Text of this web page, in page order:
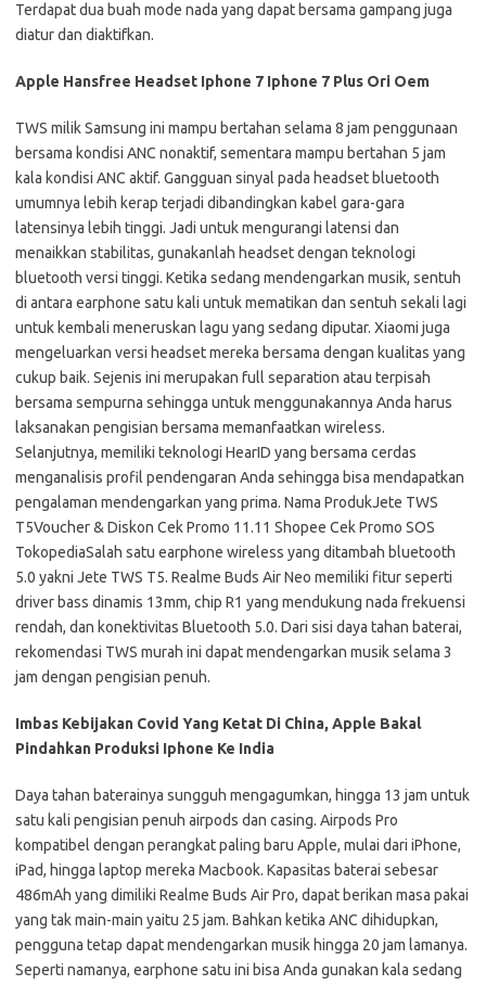
Terdapat dua buah mode nada yang dapat bersama gampang juga
diatur dan diaktifkan.
Apple Hansfree Headset Iphone 7 Iphone 7 Plus Ori Oem
TWS milik Samsung ini mampu bertahan selama 8 jam penggunaan
bersama kondisi ANC nonaktif, sementara mampu bertahan 5 jam
kala kondisi ANC aktif. Gangguan sinyal pada headset bluetooth
umumnya lebih kerap terjadi dibandingkan kabel gara-gara
latensinya lebih tinggi. Jadi untuk mengurangi latensi dan
menaikkan stabilitas, gunakanlah headset dengan teknologi
bluetooth versi tinggi. Ketika sedang mendengarkan musik, sentuh
di antara earphone satu kali untuk mematikan dan sentuh sekali lagi
untuk kembali meneruskan lagu yang sedang diputar. Xiaomi juga
mengeluarkan versi headset mereka bersama dengan kualitas yang
cukup baik. Sejenis ini merupakan full separation atau terpisah
bersama sempurna sehingga untuk menggunakannya Anda harus
laksanakan pengisian bersama memanfaatkan wireless.
Selanjutnya, memiliki teknologi HearID yang bersama cerdas
menganalisis profil pendengaran Anda sehingga bisa mendapatkan
pengalaman mendengarkan yang prima. Nama ProdukJete TWS
T5Voucher & Diskon Cek Promo 11.11 Shopee Cek Promo SOS
TokopediaSalah satu earphone wireless yang ditambah bluetooth
5.0 yakni Jete TWS T5. Realme Buds Air Neo memiliki fitur seperti
driver bass dinamis 13mm, chip R1 yang mendukung nada frekuensi
rendah, dan konektivitas Bluetooth 5.0. Dari sisi daya tahan baterai,
rekomendasi TWS murah ini dapat mendengarkan musik selama 3
jam dengan pengisian penuh.
Imbas Kebijakan Covid Yang Ketat Di China, Apple Bakal
Pindahkan Produksi Iphone Ke India
Daya tahan baterainya sungguh mengagumkan, hingga 13 jam untuk
satu kali pengisian penuh airpods dan casing. Airpods Pro
kompatibel dengan perangkat paling baru Apple, mulai dari iPhone,
iPad, hingga laptop mereka Macbook. Kapasitas baterai sebesar
486mAh yang dimiliki Realme Buds Air Pro, dapat berikan masa pakai
yang tak main-main yaitu 25 jam. Bahkan ketika ANC dihidupkan,
pengguna tetap dapat mendengarkan musik hingga 20 jam lamanya.
Seperti namanya, earphone satu ini bisa Anda gunakan kala sedang